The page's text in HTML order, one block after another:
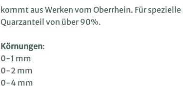
kommt aus Werken vom Oberrhein. Für
Quarzanteil von über 90%.
Körnungen:
0-1 mm
0-2 mm
0-4 mm